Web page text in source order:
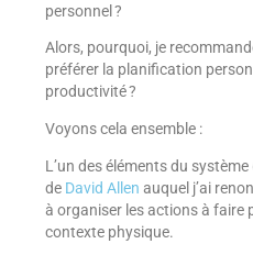
personnel ?
Alors, pourquoi, je
préférer la planification
productivité ?
Voyons cela ensemble :
L’un des éléments du système
de David Allen auquel j’ai
à organiser les actions à faire
contexte physique.